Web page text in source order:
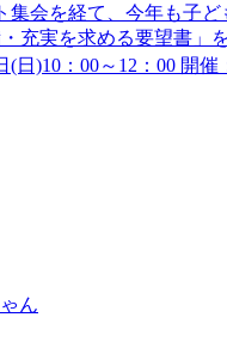
会を経て、今年も子ど
充実を求める要望書」
(日)10：00～12：00 開
ん